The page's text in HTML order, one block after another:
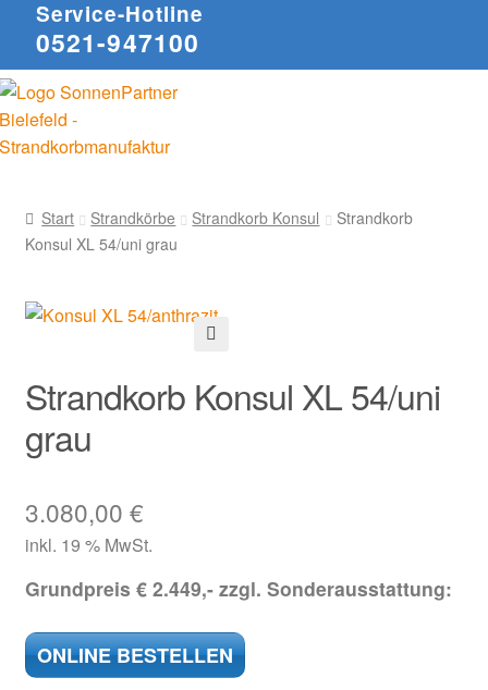
Service-Hotline
0521-947100
Start Strandkörbe Strandkorb Konsul
Strandkorb
Konsul XL 54/uni grau
Strandkorb Konsul XL 54/uni
grau
3.080,00 €
inkl. 19 % MwSt.
Grundpreis € 2.449,- zzgl. Sonderausstattung:
ONLINE BESTELLEN